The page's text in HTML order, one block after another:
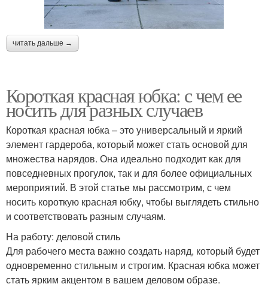
читать дальше →
Короткая красная юбка: с чем ее
носить для разных случаев
Короткая красная юбка – это универсальный и яркий
элемент гардероба, который может стать основой для
множества нарядов. Она идеально подходит как для
повседневных прогулок, так и для более официальных
мероприятий. В этой статье мы рассмотрим, с чем
носить короткую красная юбку, чтобы выглядеть стильно
и соответствовать разным случаям.
На работу: деловой стиль
Для рабочего места важно создать наряд, который будет
одновременно стильным и строгим. Красная юбка может
стать ярким акцентом в вашем деловом образе.